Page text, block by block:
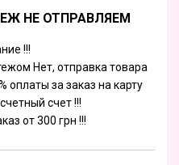
НЕ ОТПРАВЛЯЕМ
!!!
Нет, отправка товара
оплаты за заказ на карту
счет !!!
от 300 грн !!!